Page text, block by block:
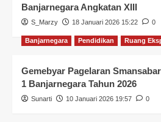
Banjarnegara Angkatan XIII
S_Marzy 18 Januari 2026 15:22 0
Banjarnegara Pendidikan Ruang
Gemebyar Pagelaran
1 Banjarnegara Tahun 2026
Sunarti 10 Januari 2026 19:57 0